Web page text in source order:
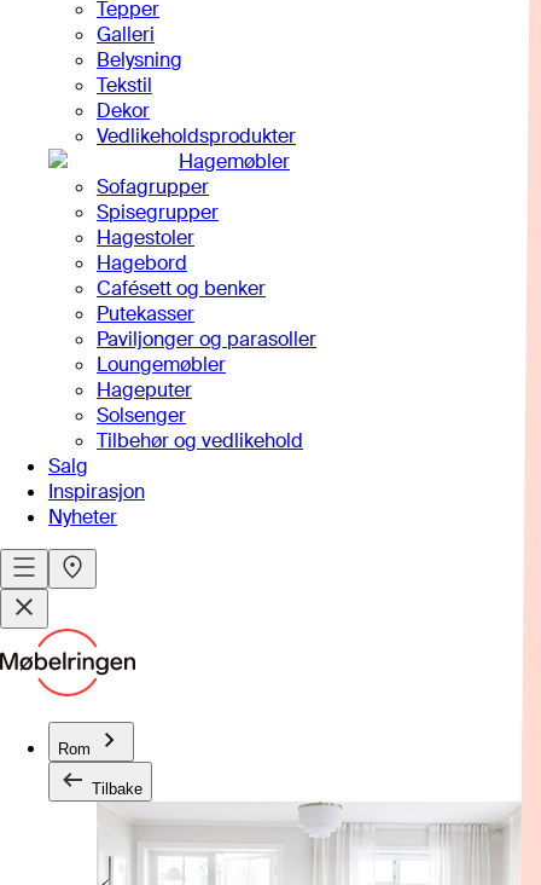
Tepper
Galleri
Belysning
Tekstil
Dekor
Vedlikeholdsprodukter
Hagemøbler
Sofagrupper
Spisegrupper
Hagestoler
Hagebord
Cafésett og benker
Putekasser
Paviljonger og parasoller
Loungemøbler
Hageputer
Solsenger
Tilbehør og vedlikehold
Salg
Inspirasjon
Nyheter
Rom
Tilbake